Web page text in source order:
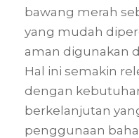
bawang merah
yang mudah
aman digunakan
Hal ini semakin
dengan
berkelanjutan
penggunaan